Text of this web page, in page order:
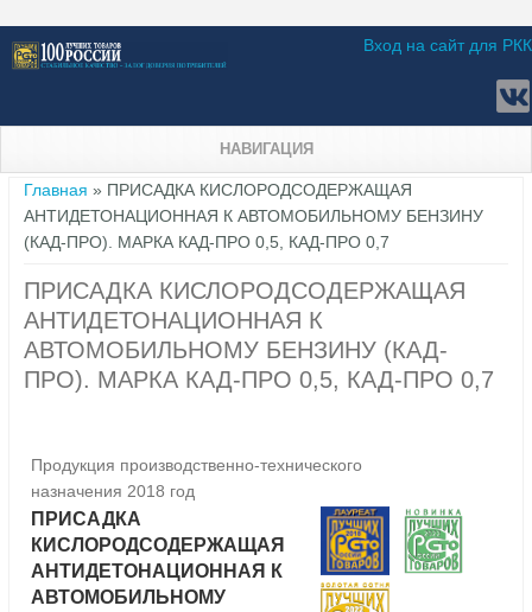
Вход на сайт для РКК
НАВИГАЦИЯ
Вы здесь
Главная » ПРИСАДКА КИСЛОРОДСОДЕРЖАЩАЯ
АНТИДЕТОНАЦИОННАЯ К АВТОМОБИЛЬНОМУ БЕНЗИНУ
(КАД-ПРО). МАРКА КАД-ПРО 0,5, КАД-ПРО 0,7
ПРИСАДКА КИСЛОРОДСОДЕРЖАЩАЯ
АНТИДЕТОНАЦИОННАЯ К
АВТОМОБИЛЬНОМУ БЕНЗИНУ (КАД-
ПРО). МАРКА КАД-ПРО 0,5, КАД-ПРО 0,7
Продукция производственно-технического
назначения 2018 год
ПРИСАДКА
КИСЛОРОДСОДЕРЖАЩАЯ
АНТИДЕТОНАЦИОННАЯ К
АВТОМОБИЛЬНОМУ